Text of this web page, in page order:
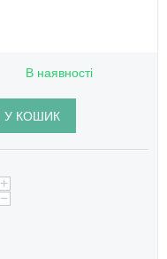
В наявності
У КОШИК
+
−